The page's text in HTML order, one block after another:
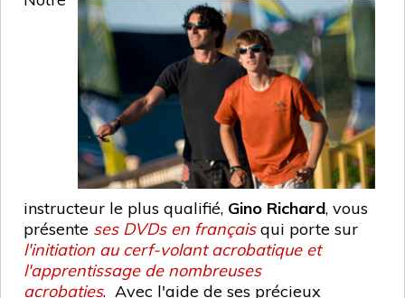
instructeur le plus qualifié, Gino Richard, vous
présente ses DVDs en françaisqui porte sur
l'initiation au cerf-volant acrobatique et
l'apprentissage de nombreuses
acrobaties. Avec l'aide de ses précieux